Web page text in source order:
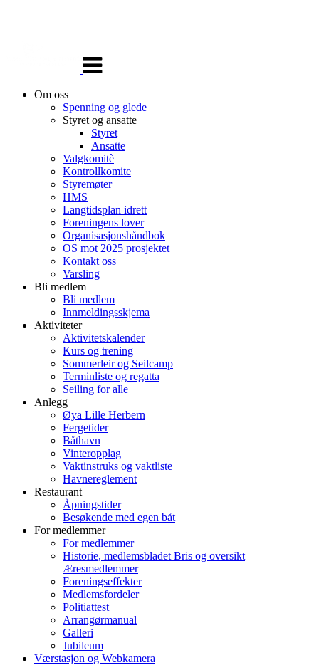
navigasjon
Om oss
Spenning og glede
Styret og ansatte
Styret
Ansatte
Valgkomitè
Kontrollkomite
Styremøter
HMS
Langtidsplan idrett
Foreningens lover
Organisasjonshåndbok
OS mot 2025 prosjektet
Kontakt oss
Varsling
Bli medlem
Bli medlem
Innmeldingsskjema
Aktiviteter
Aktivitetskalender
Kurs og trening
Sommerleir og Seilcamp
Terminliste og regatta
Seiling for alle
Anlegg
Øya Lille Herbern
Fergetider
Båthavn
Vinteropplag
Vaktinstruks og vaktliste
Havnereglement
Restaurant
Åpningstider
Besøkende med egen båt
For medlemmer
For medlemmer
Historie, medlemsbladet Bris og oversikt
Æresmedlemmer
Foreningseffekter
Medlemsfordeler
Politiattest
Arrangørmanual
Galleri
Jubileum
Værstasjon og Webkamera